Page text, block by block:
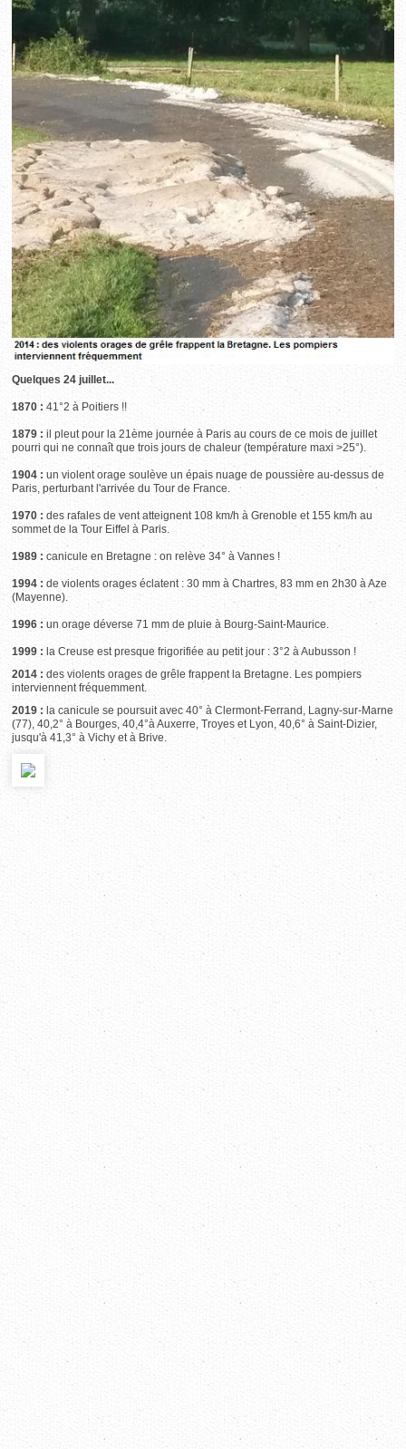
Quelques 24 juillet...
1870 : 41°2 à Poitiers !!
1879 : il pleut pour la 21ème journée à Paris au cours de ce mois de juillet
pourri qui ne connaît que trois jours de chaleur (température maxi >25°).
1904 : un violent orage soulève un épais nuage de poussière au-dessus de
Paris, perturbant l'arrivée du Tour de France.
1970 : des rafales de vent atteignent 108 km/h à Grenoble et 155 km/h au
sommet de la Tour Eiffel à Paris.
1989 : canicule en Bretagne : on relève 34° à Vannes !
1994 : de violents orages éclatent : 30 mm à Chartres, 83 mm en 2h30 à Aze
(Mayenne).
1996 : un orage déverse 71 mm de pluie à Bourg-Saint-Maurice.
1999 : la Creuse est presque frigorifiée au petit jour : 3°2 à Aubusson !
2014 : des violents orages de grêle frappent la Bretagne. Les pompiers
interviennent fréquemment.
2019 : la canicule se poursuit avec 40° à Clermont-Ferrand, Lagny-sur-Marne
(77), 40,2° à Bourges, 40,4°à Auxerre, Troyes et Lyon, 40,6° à Saint-Dizier,
jusqu'à 41,3° à Vichy et à Brive.